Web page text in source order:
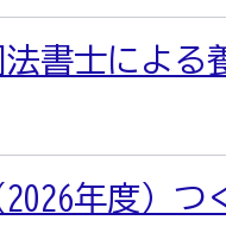
書士による
年度）つ